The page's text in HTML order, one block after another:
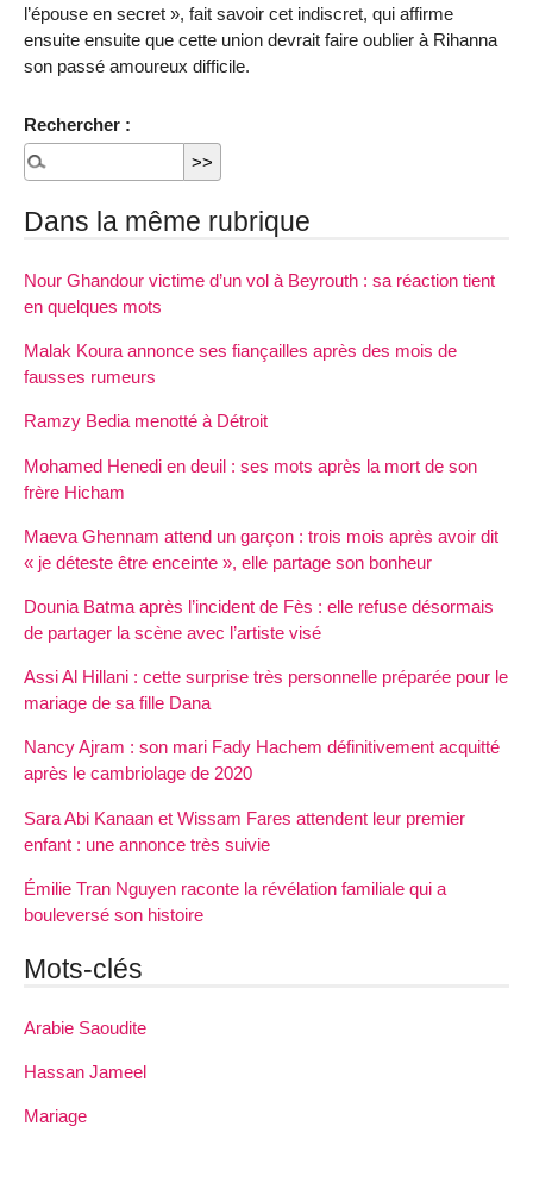
l’épouse en secret », fait savoir cet indiscret, qui affirme
ensuite ensuite que cette union devrait faire oublier à Rihanna
son passé amoureux difficile.
Rechercher :
Dans la même rubrique
Nour Ghandour victime d’un vol à Beyrouth : sa réaction tient
en quelques mots
Malak Koura annonce ses fiançailles après des mois de
fausses rumeurs
Ramzy Bedia menotté à Détroit
Mohamed Henedi en deuil : ses mots après la mort de son
frère Hicham
Maeva Ghennam attend un garçon : trois mois après avoir dit
« je déteste être enceinte », elle partage son bonheur
Dounia Batma après l’incident de Fès : elle refuse désormais
de partager la scène avec l’artiste visé
Assi Al Hillani : cette surprise très personnelle préparée pour le
mariage de sa fille Dana
Nancy Ajram : son mari Fady Hachem définitivement acquitté
après le cambriolage de 2020
Sara Abi Kanaan et Wissam Fares attendent leur premier
enfant : une annonce très suivie
Émilie Tran Nguyen raconte la révélation familiale qui a
bouleversé son histoire
Mots-clés
Arabie Saoudite
Hassan Jameel
Mariage